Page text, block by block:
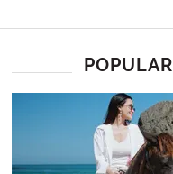
POPULAR